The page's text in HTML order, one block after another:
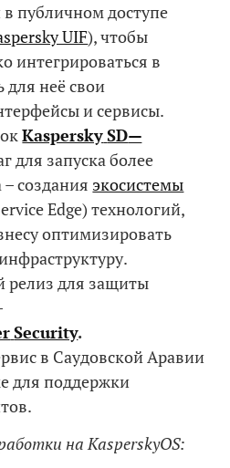
публичном доступе
UIF), чтобы
интегрироваться в
для неё свои
и сервисы.
KasperskySD—
для запуска более
– создания экосистемы
Edge) технологий,
оптимизировать
релиз для защиты
Security.
в Саудовской Аравии
для поддержки
на KasperskyOS: